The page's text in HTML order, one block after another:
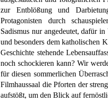
zur Entblößung und
Protagonisten durch
Sadismus nur angedeutet, dafür
und besonders dem katholischen
Geschichte stehende
noch schockieren kann? Wir
für diesen sommerlichen
Filmhaussaal die Pforten der
aufstößt, um den Blick auf